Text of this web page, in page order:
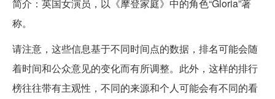
简介：英国女演员，以《摩登家庭》中的角色“Gloria”著
称。
请注意，这些信息基于不同时间点的数据，排名可能会随
着时间和公众意见的变化而有所调整。此外，这样的排行
榜往往带有主观性，不同的来源和个人可能会有不同的看